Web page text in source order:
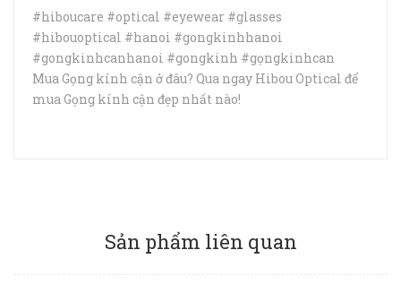
#hiboucare #optical #eyewear #glasses
#hibouoptical #hanoi #gongkinhhanoi
#gongkinhcanhanoi #gongkinh #gọngkinhcan
Mua Gọng kính cận ở đâu? Qua ngay Hibou Optical để
mua Gọng kính cận đẹp nhất nào!
Sản phẩm liên quan